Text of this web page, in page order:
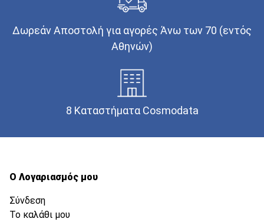
Δωρεάν Αποστολή για αγορές Άνω των 70 (εντός
Αθηνών)
8 Καταστήματα Cosmodata
Ο Λογαριασμός μου
Σύνδεση
Το καλάθι μου